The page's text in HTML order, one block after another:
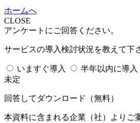
ホームへ
CLOSE
アンケートにご回答ください。
サービスの導入検討状況を教えて下
いますぐ導入 半年以内に導入
未定
回答してダウンロード （無料）
本資料に含まれる企業（社）よりご